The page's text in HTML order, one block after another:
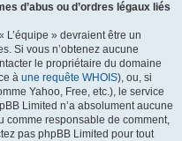
d’abus ou d’ordres légaux liés
L’équipe » devraient être un
Si vous n’obtenez aucune
le propriétaire du domaine
à une requête WHOIS), ou, si
Yahoo, Free, etc.), le service
Limited n’a absolument aucune
comme responsable de comment,
pas phpBB Limited pour tout